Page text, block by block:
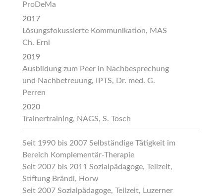
ProDeMa
2017
Lösungsfokussierte Kommunikation, MAS
Ch. Erni
2019
Ausbildung zum Peer in Nachbesprechung
und Nachbetreuung, IPTS, Dr. med. G.
Perren
2020
Trainertraining, NAGS, S. Tosch
Seit 1990 bis 2007 Selbständige Tätigkeit im
Bereich Komplementär-Therapie
Seit 2007 bis 2011 Sozialpädagoge, Teilzeit,
Stiftung Brändi, Horw
Seit 2007 Sozialpädagoge, Teilzeit, Luzerner